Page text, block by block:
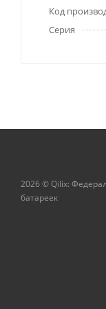
Код
Серия
2026 © Qilix:
батареек